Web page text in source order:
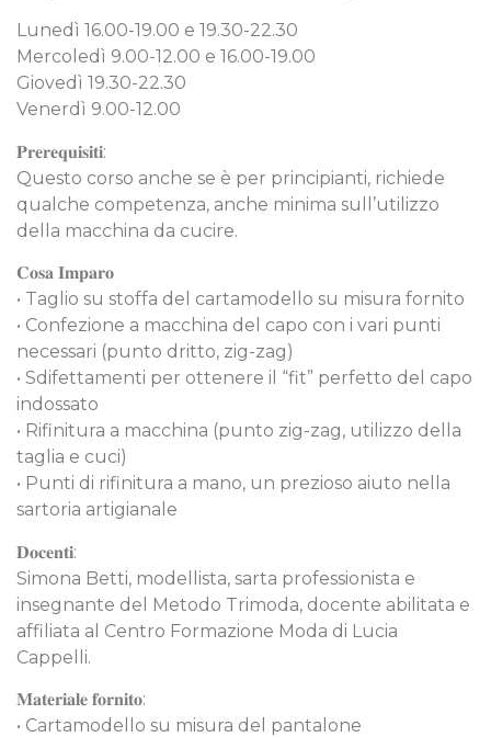
Lunedì 16.00-19.00 e 19.30-22.30
Mercoledì 9.00-12.00 e 16.00-19.00
Giovedì 19.30-22.30
Venerdì 9.00-12.00
𝐏𝐫𝐞𝐫𝐞𝐪𝐮𝐢𝐬𝐢𝐭𝐢:
Questo corso anche se è per principianti, richiede
qualche competenza, anche minima sull’utilizzo
della macchina da cucire.
𝐂𝐨𝐬𝐚 𝐈𝐦𝐩𝐚𝐫𝐨
• Taglio su stoffa del cartamodello su misura fornito
• Confezione a macchina del capo con i vari punti
necessari (punto dritto, zig-zag)
• Sdifettamenti per ottenere il “fit” perfetto del capo
indossato
• Rifinitura a macchina (punto zig-zag, utilizzo della
taglia e cuci)
• Punti di rifinitura a mano, un prezioso aiuto nella
sartoria artigianale
𝐃𝐨𝐜𝐞𝐧𝐭𝐢:
Simona Betti, modellista, sarta professionista e
insegnante del Metodo Trimoda, docente abilitata e
affiliata al Centro Formazione Moda di Lucia
Cappelli.
𝐌𝐚𝐭𝐞𝐫𝐢𝐚𝐥𝐞 𝐟𝐨𝐫𝐧𝐢𝐭𝐨:
• Cartamodello su misura del pantalone